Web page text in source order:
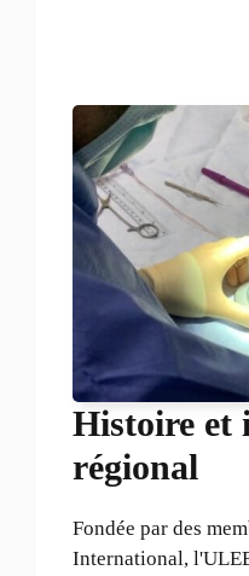
Histoire et
régional
Fondée par des
International,